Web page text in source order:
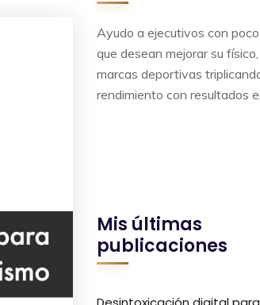
Ayudo a ejecutivos con
que desean mejorar su
marcas deportivas
rendimiento con resultados
Mis últimas
publicaciones